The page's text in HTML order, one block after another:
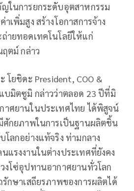
ญในการยกระดับอุตสาหกรรม
เพิ่มสูง สร้างโอกาสการจ้าง
ายทอดเทคโนโลยีให้แก่
ตม์ กล่าว
ยชิดะ President, COO &
บมิตซูมิ กล่าวว่าตลอด 23 ปีที่มิ
ศยานในประเทศไทย ได้พิสูจน์
ศักยภาพในการเป็นฐานผลิตชิ้น
ลกอย่างแท้จริง ท่ามกลาง
แรงงานในต่างประเทศที่ยังคง
งโซ่อุปทานอากาศยานทั่วโลก
กษาเสถียรภาพของการผลิตได้